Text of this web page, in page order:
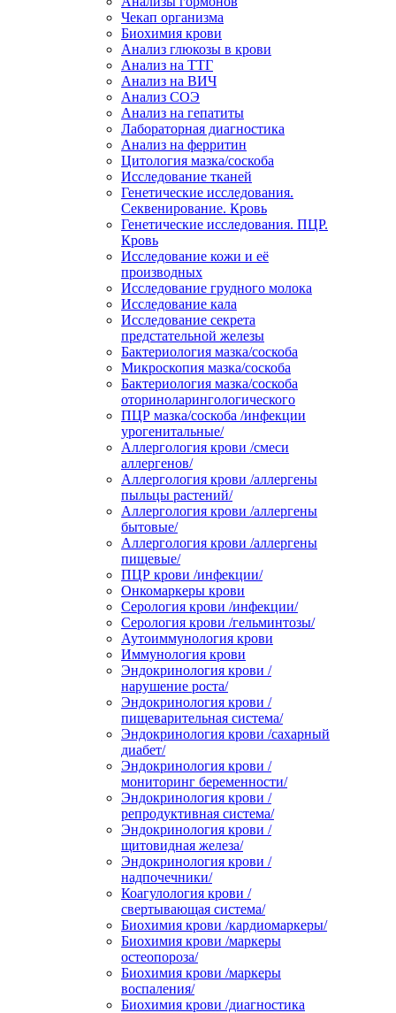
Чекап организма
Биохимия крови
Анализ глюкозы в крови
Анализ на ТТГ
Анализ на ВИЧ
Анализ СОЭ
Анализ на гепатиты
Лабораторная диагностика
Анализ на ферритин
Цитология мазка/соскоба
Исследование тканей
Генетические исследования.
Секвенирование. Кровь
Генетические исследования. ПЦР.
Кровь
Исследование кожи и её
производных
Исследование грудного молока
Исследование кала
Исследование секрета
предстательной железы
Бактериология мазка/соскоба
Микроскопия мазка/соскоба
Бактериология мазка/соскоба
оториноларингологического
ПЦР мазка/соскоба /инфекции
урогенитальные/
Аллергология крови /смеси
аллергенов/
Аллергология крови /аллергены
пыльцы растений/
Аллергология крови /аллергены
бытовые/
Аллергология крови /аллергены
пищевые/
ПЦР крови /инфекции/
Онкомаркеры крови
Серология крови /инфекции/
Серология крови /гельминтозы/
Аутоиммунология крови
Иммунология крови
Эндокринология крови /
нарушение роста/
Эндокринология крови /
пищеварительная система/
Эндокринология крови /сахарный
диабет/
Эндокринология крови /
мониторинг беременности/
Эндокринология крови /
репродуктивная система/
Эндокринология крови /
щитовидная железа/
Эндокринология крови /
надпочечники/
Коагулология крови /
свертывающая система/
Биохимия крови /кардиомаркеры/
Биохимия крови /маркеры
остеопороза/
Биохимия крови /маркеры
воспаления/
Биохимия крови /диагностика